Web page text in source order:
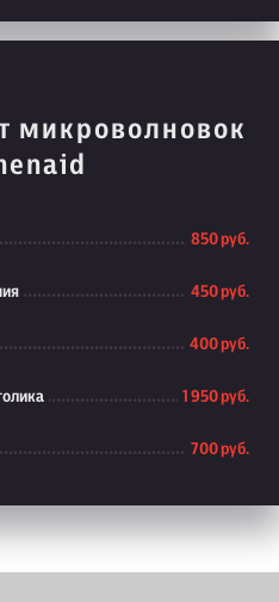
микроволновок
850 руб.
450 руб.
400 руб.
1 950 руб.
700 руб.